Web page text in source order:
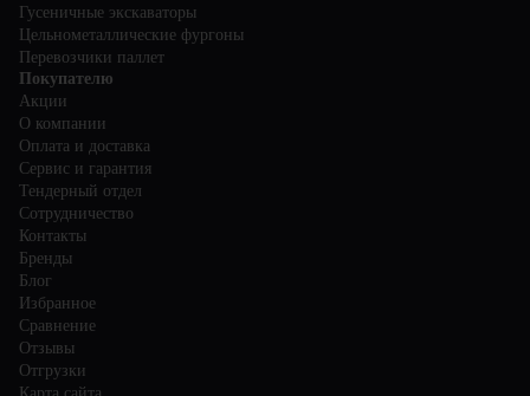
Гусеничные экскаваторы
Цельнометаллические фургоны
Перевозчики паллет
Покупателю
Акции
О компании
Оплата и доставка
Сервис и гарантия
Тендерный отдел
Сотрудничество
Контакты
Бренды
Блог
Избранное
Сравнение
Отзывы
Отгрузки